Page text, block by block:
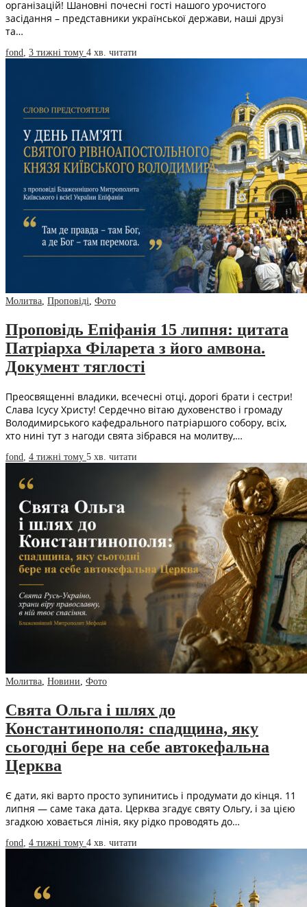
організацій! Шановні почесні гості нашого урочистого
засідання – представники української держави, наші друзі
та…
fond, 3 тижні тому 4 хв. читати
Молитва, Проповіді, Фото
Проповідь Епіфанія 15 липня: цитата
Патріарха Філарета з його амвона.
Документ тяглості
Преосвященні владики, всечесні отці, дорогі брати і сестри!
Слава Ісусу Христу! Сердечно вітаю духовенство і громаду
Володимирського кафедрального патріаршого собору, всіх,
хто нині тут з нагоди свята зібрався на молитву,…
fond 4 тижні тому 5 хв. читати
Молитва Новини Фото
Свята Ольга і шлях до
Константинополя: спадщина, яку
сьогодні бере на себе автокефальна
Церква
Є дати, які варто просто зупинитись і продумати до кінця. 11
липня — саме така дата. Церква згадує святу Ольгу, і за цією
згадкою ховається лінія, яку рідко проводять до…
fond 4 тижні тому 4 хв. читати